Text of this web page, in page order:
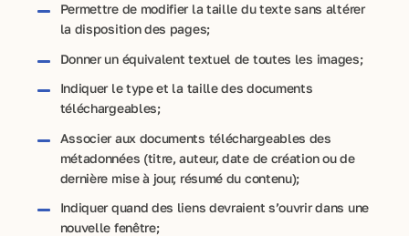
Permettre de modifier la taille du texte sans altérer
la disposition des pages;
Donner un équivalent textuel de toutes les images;
Indiquer le type et la taille des documents
téléchargeables;
Associer aux documents téléchargeables des
métadonnées (titre, auteur, date de création ou de
dernière mise à jour, résumé du contenu);
Indiquer quand des liens devraient s’ouvrir dans une
nouvelle fenêtre;